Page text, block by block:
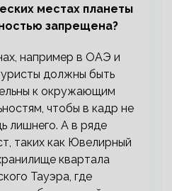
местах планеты
запрещена?
например в ОАЭ и
должны быть
к окружающим
чтобы в кадр не
лишнего. А в ряде
таких как Ювелирный
квартала
Тауэра, где